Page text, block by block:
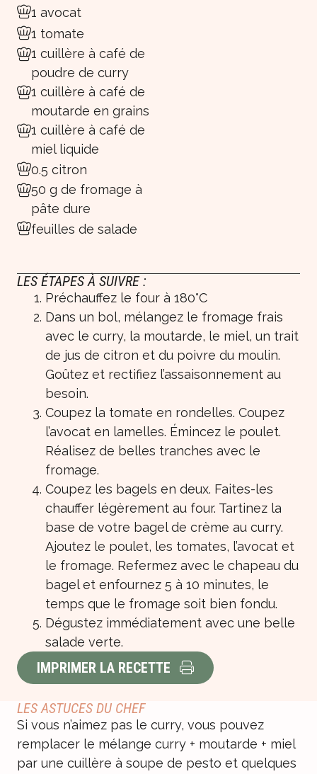
1 avocat
1 tomate
1 cuillère à café de
poudre de curry
1 cuillère à café de
moutarde en grains
1 cuillère à café de
miel liquide
0.5 citron
50 g de fromage à
pâte dure
feuilles de salade
LES ÉTAPES À SUIVRE :
Préchauffez le four à 180°C
Dans un bol, mélangez le fromage frais
avec le curry, la moutarde, le miel, un trait
de jus de citron et du poivre du moulin.
Goûtez et rectifiez l’assaisonnement au
besoin.
Coupez la tomate en rondelles. Coupez
l’avocat en lamelles. Émincez le poulet.
Réalisez de belles tranches avec le
fromage.
Coupez les bagels en deux. Faites-les
chauffer légèrement au four. Tartinez la
base de votre bagel de crème au curry.
Ajoutez le poulet, les tomates, l’avocat et
le fromage. Refermez avec le chapeau du
bagel et enfournez 5 à 10 minutes, le
temps que le fromage soit bien fondu.
Dégustez immédiatement avec une belle
salade verte.
IMPRIMER LA RECETTE
LES ASTUCES DU CHEF
Si vous n’aimez pas le curry, vous pouvez
remplacer le mélange curry + moutarde + miel
par une cuillère à soupe de pesto et quelques